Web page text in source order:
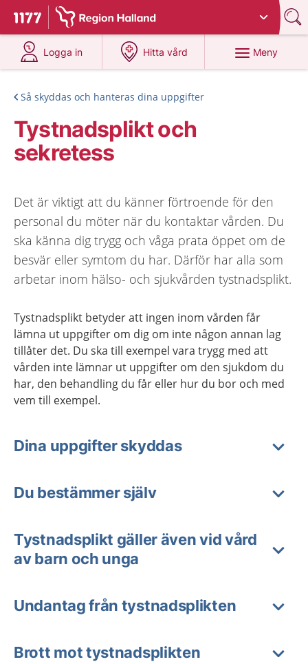
Till startsidan för 1177
Du har valt region Halland
Logga in
på 1177.se
Hitta vård
på 1177.se
Meny
Så skyddas och hanteras dina uppgifter
Tystnadsplikt och
sekretess
Det är viktigt att du känner förtroende för den
personal du möter när du kontaktar vården. Du
ska känna dig trygg och våga prata öppet om de
besvär eller symtom du har. Därför har alla som
arbetar inom hälso- och sjukvården tystnadsplikt.
Tystnadsplikt betyder att ingen inom vården får
lämna ut uppgifter om dig om inte någon annan lag
tillåter det. Du ska till exempel vara trygg med att
vården inte lämnar ut uppgifter om den sjukdom du
har, den behandling du får eller hur du bor och med
vem till exempel.
Dina uppgifter skyddas
Du bestämmer själv
Tystnadsplikt gäller även vid vård
av barn och unga
Undantag från tystnadsplikten
Brott mot tystnadsplikten